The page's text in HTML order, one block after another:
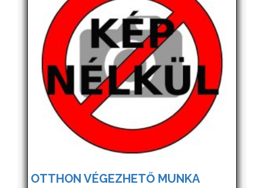
OTTHON VÉGEZHETŐ MUNKA